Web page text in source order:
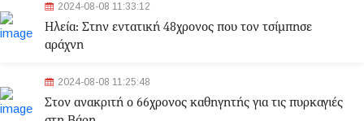
2024-08-08 11:33:12
Ηλεία: Στην εντατική 48χρονος που τον τσίμπησε
αράχνη
2024-08-08 11:25:48
Στον ανακριτή ο 66χρονος καθηγητής για τις πυρκαγιές